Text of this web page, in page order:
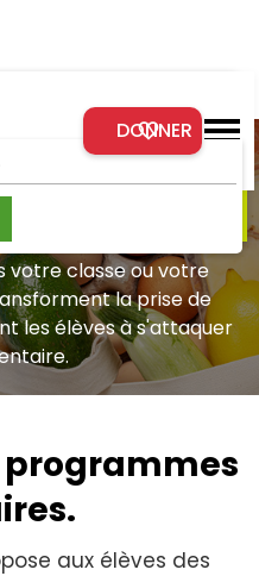
DONNER
à venir
les formations gratuites qui
à vous ou à votre
plus
et
votre classe ou votre
la prise de
les élèves à s'attaquer
programmes
aux élèves des